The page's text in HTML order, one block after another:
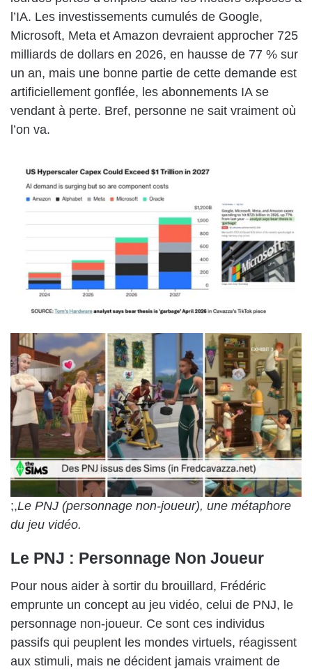
l’IA. Les investissements cumulés de Google,
Microsoft, Meta et Amazon devraient approcher 725
milliards de dollars en 2026, en hausse de 77 % sur
un an, mais une bonne partie de cette demande est
artificiellement gonflée, les abonnements IA se
vendant à perte. Bref, personne ne sait vraiment où
l’on va.
;,Le PNJ (personnage non-joueur), une métaphore
du jeu vidéo.
Le PNJ : Personnage Non Joueur
Pour nous aider à sortir du brouillard, Frédéric
emprunte un concept au jeu vidéo, celui de PNJ, le
personnage non-joueur. Ce sont ces individus
passifs qui peuplent les mondes virtuels, réagissent
aux stimuli, mais ne décident jamais vraiment de